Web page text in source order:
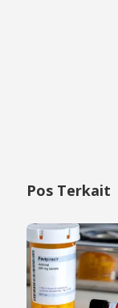
Pos Terkait